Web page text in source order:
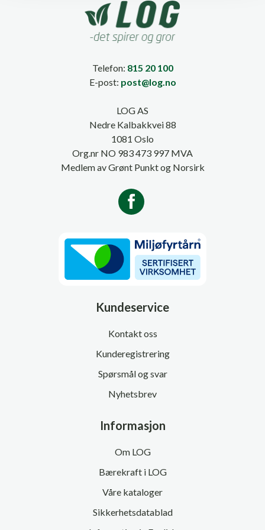
Telefon: 815 20 100
E-post: post@log.no
LOG AS
Nedre Kalbakkvei 88
1081 Oslo
Org.nr NO 983 473 997 MVA
Medlem av Grønt Punkt og Norsirk
Kundeservice
Kontakt oss
Kunderegistrering
Spørsmål og svar
Nyhetsbrev
Informasjon
Om LOG
Bærekraft i LOG
Våre kataloger
Sikkerhetsdatablad